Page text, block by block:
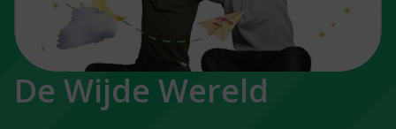
De Wijde Wereld